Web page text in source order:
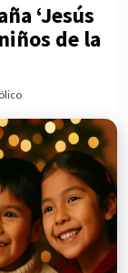
‘Jesús
de la